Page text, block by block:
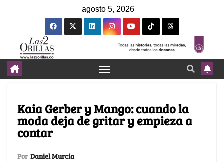
agosto 5, 2026
Kaia Gerber y Mango: cuando la
moda deja de gritar y empieza a
contar
Por Daniel Murcia